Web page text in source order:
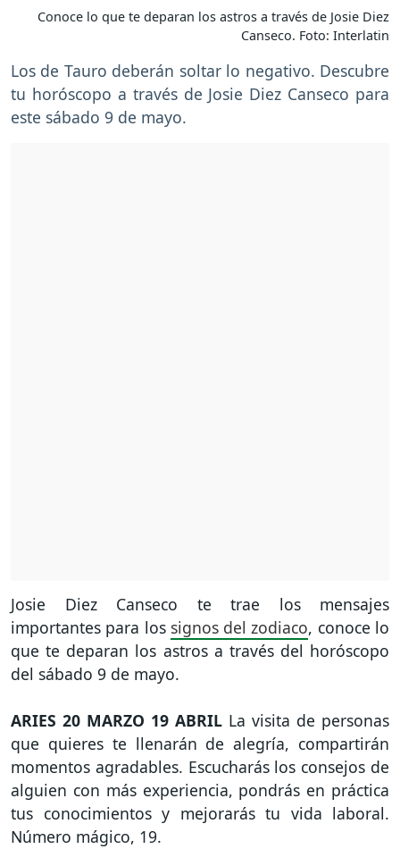
Conoce lo que te deparan los astros a través de Josie Diez
Canseco. Foto: Interlatin
Los de Tauro deberán soltar lo negativo. Descubre
tu horóscopo a través de Josie Diez Canseco para
este sábado 9 de mayo.
Josie Diez Canseco te trae los mensajes
importantes para los signos del zodiaco, conoce lo
que te deparan los astros a través del horóscopo
del sábado 9 de mayo.
ARIES 20 MARZO 19 ABRIL La visita de personas
que quieres te llenarán de alegría, compartirán
momentos agradables. Escucharás los consejos de
alguien con más experiencia, pondrás en práctica
tus conocimientos y mejorarás tu vida laboral.
Número mágico, 19.